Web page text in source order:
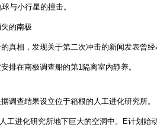
与小行星的撞击。
的南极
真相，发现关于第二次冲击的新闻发表曾
排在南极调查船的第1隔离室内静养。
调查结果设立位于箱根的人工进化研究所。
工进化研究所地下巨大的空洞中。E计划始